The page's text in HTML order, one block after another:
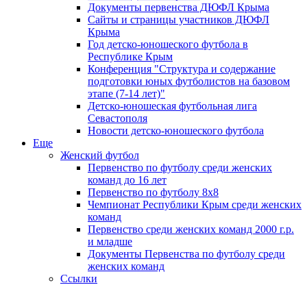
Документы первенства ДЮФЛ Крыма
Сайты и страницы участников ДЮФЛ
Крыма
Год детско-юношеского футбола в
Республике Крым
Конференция "Структура и содержание
подготовки юных футболистов на базовом
этапе (7-14 лет)"
Детско-юношеская футбольная лига
Севастополя
Новости детско-юношеского футбола
Еще
Женский футбол
Первенство по футболу среди женских
команд до 16 лет
Первенство по футболу 8х8
Чемпионат Республики Крым среди женских
команд
Первенство среди женских команд 2000 г.р.
и младше
Документы Первенства по футболу среди
женских команд
Ссылки